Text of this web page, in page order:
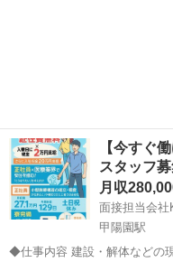
【今すぐ
スタッフ
月収
面接担当会社
甲陽園駅
◆仕事内容 建設・解体などの現場でカンタンな作業補助です！ ・資材